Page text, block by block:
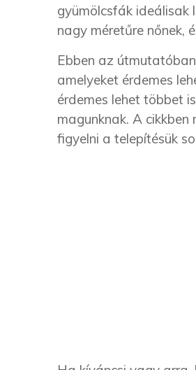
gyümölcsfák ideálisak
nagy méretűre nőnek,
Ebben az
amelyeket érdemes
érdemes lehet többet
magunknak. A
figyelni a telepítésük